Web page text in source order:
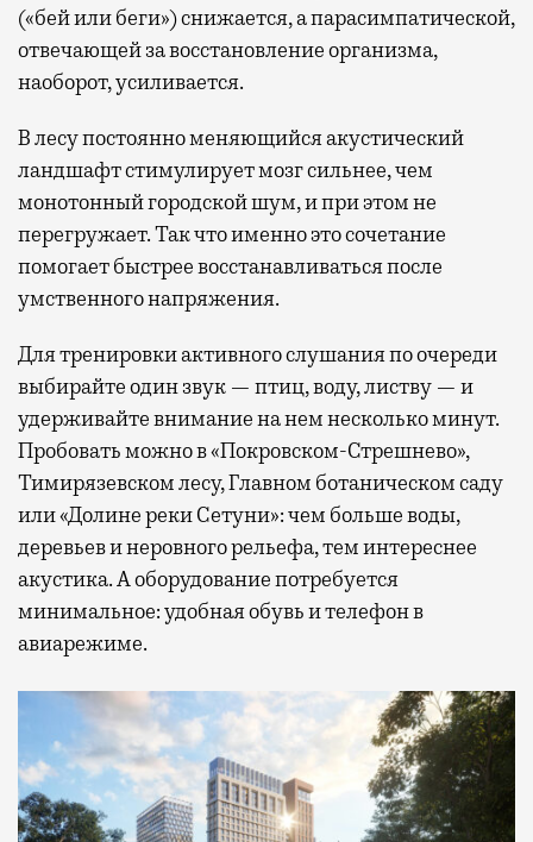
(«бей или беги») снижается, а парасимпатической,
отвечающей за восстановление организма,
наоборот, усиливается.
В лесу постоянно меняющийся акустический
ландшафт стимулирует мозг сильнее, чем
монотонный городской шум, и при этом не
перегружает. Так что именно это сочетание
помогает быстрее восстанавливаться после
умственного напряжения.
Для тренировки активного слушания по очереди
выбирайте один звук — птиц, воду, листву — и
удерживайте внимание на нем несколько минут.
Пробовать можно в «Покровском-Стрешнево»,
Тимирязевском лесу, Главном ботаническом саду
или «Долине реки Сетуни»: чем больше воды,
деревьев и неровного рельефа, тем интереснее
акустика. А оборудование потребуется
минимальное: удобная обувь и телефон в
авиарежиме.